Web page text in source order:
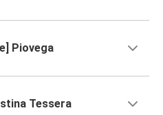
Piovega
Tessera